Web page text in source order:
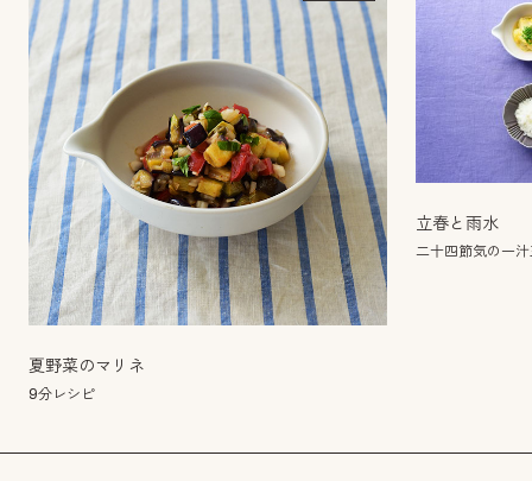
夏野菜のマリネ
9分レシピ
立春と雨水
二十四節気の一